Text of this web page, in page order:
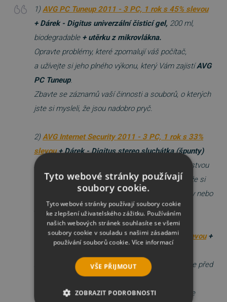
1) AVG PC Tuneup 2011 - 3 PC, 1 rok s 45% slevou
+ Dárek - Digitus univerzální čisticí gel, 200 ml,
biodegradable+ utěrku z mikrovlákna.
Opravte problémy, které zpomalují váš počítač,
a užívejte si jeho plného výkonu, který Vám zajistíAVG
PC Tuneup.
Zbavte se záznamů vaší činnosti a souborů, o kterých
jste si mysleli, že jsou nadobro pryč.
2) AVG Internet Security 2011 - 3 PC, 1 rok s 33%
slevou+ Dárek - Digitus stereo sluchátka (špunty)
Aplikace
poskytuje vícevrstvou
ochranu vždy, když jste připojeni k Internetu, takže si
nemusíte dělat starosti s krádežemi identity, viry nebo
přístupem na nebezpečné stránky.
AVG Anti-Virus 2011 - 3 PC, 1 rok s 46% slevou+
AVG Anti-Virus poskytuje ochranu v reálném čase před
nejpokročilejšími hrozbami. Chatujte, stahujte
a zasílejte soubory bez obav; hrajte hry a sledujte
Tyto webové stránky používají
soubory cookie.
Tyto webové stránky používají soubory cookie
ke zlepšení uživatelského zážitku. Používáním
našich webových stránek souhlasíte se všemi
soubory cookie v souladu s našimi zásadami
používání souborů cookie. Více informací
VŠE PŘIJMOUT
ZOBRAZIT PODROBNOSTI